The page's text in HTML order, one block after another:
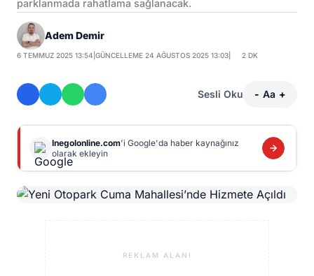
parklanmada rahatlama sağlanacak.
Adem Demir
6 TEMMUZ 2025 13:54 |GÜNCELLEME 24 AĞUSTOS 2025 13:03 2 DK
Sesli Oku - Aa +
Inegolonline.com'i Google'da haber kaynağınız
olarak ekleyin
REKLAM ALANI